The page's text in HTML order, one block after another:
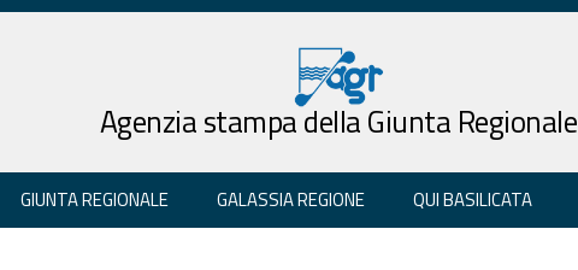
Agenzia stampa della Giunta Regionale
GIUNTA REGIONALE GALASSIA REGIONE QUI BASILICATA